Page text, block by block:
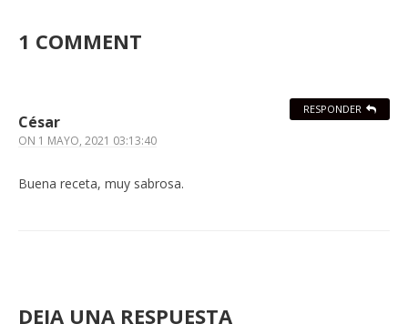
1 COMMENT
César
ON 1 MAYO, 2021 03:13:40
Buena receta, muy sabrosa.
RESPONDER
DEJA UNA RESPUESTA